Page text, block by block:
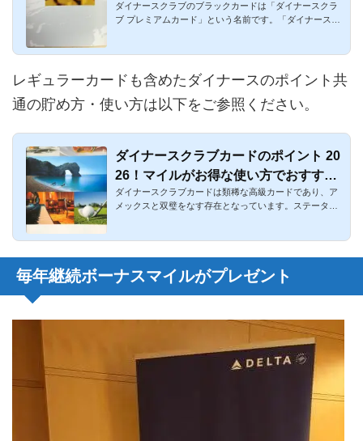
の交換商品も
ダイナースクラブのブラックカードは「ダイナースクラ
ブ プレミアムカード」という名前です。「ダイナースプ
レギュラーカードも含めたダイナースのポイント共
通の貯め方・使い方は以下をご参照ください。
ダイナースクラブカードのポイント 20
26！マイルがお得な使い方でおすすめ
交換先
ダイナースクラブカードは類稀な高級カードであり、ア
メックスと双璧をなす存在となっています。ステータス
毎年継続ボーナスマイルがプレゼント